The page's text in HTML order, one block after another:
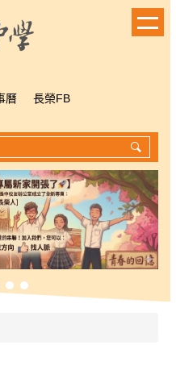
曆
長榮FB